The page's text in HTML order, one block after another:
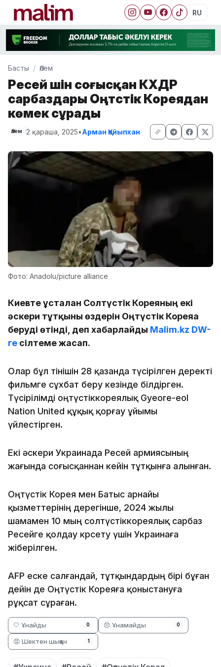
RU
Басты Әлем
Ресей үшін соғысқан КХДР
сарбаздары Оңтүстік Кореядан
көмек сұрады
Әлем 2 қараша, 2025•Арман Қайыпхан
Фото: Anadolu/picture alliance
Киевте ұсталған Солтүстік Кореяның екі
әскери тұтқыны өздерін Оңтүстік Кореяға
беруді өтінді, деп хабарлайды Malim.kz DW-
ге сілтеме жасап.
Олар бұл өтінішін 28 қазанда түсірілген деректі
фильмге сұхбат беру кезінде білдірген.
Түсірілімді оңтүстіккореялық Gyeore-eol
Nation United құқық қорғау ұйымы
үйлестірген.
Екі әскери Украинада Ресей армиясының
жағында соғысқаннан кейін тұтқынға алынған.
Оңтүстік Корея мен Батыс арнайы
қызметтерінің дерегінше, 2024 жылы
шамамен 10 мың солтүстіккореялық сарбаз
Ресейге қолдау көрсету үшін Украинаға
жіберілген.
AFP еске салғандай, тұтқындардың бірі бұған
дейін де Оңтүстік Кореяға қоныстануға
рұқсат сұраған.
🤍 Ұнайды 0 😞 Ұнамайды 0
😡 Шектен шыққан 1